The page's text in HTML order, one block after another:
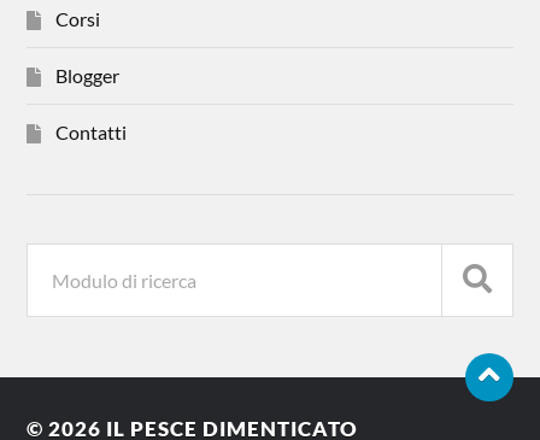
Corsi
Blogger
Contatti
© 2026 IL PESCE DIMENTICATO